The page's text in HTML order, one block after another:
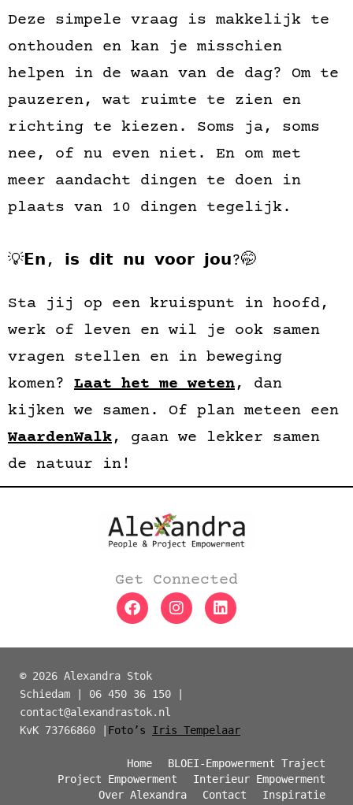
Deze simpele vraag is makkelijk te
onthouden en kan je misschien
helpen in de waan van de dag? Om te
pauzeren, wat ruimte te zien en
richting te kiezen. Soms ja, soms
nee, of nu even niet. En om met
meer aandacht dingen te doen in
plaats van 10 dingen tegelijk.
💡𝗘𝗻, 𝗶𝘀 𝗱𝗶𝘁 𝗻𝘂 𝘃𝗼𝗼𝗿 𝗷𝗼𝘂?🤭
Sta jij op een kruispunt in hoofd,
werk of leven en wil je ook samen
vragen stellen en in beweging
komen? Laat het me weten, dan
kijken we samen. Of plan meteen een
WaardenWalk, gaan we lekker samen
de natuur in!
Get Connected
© 2026 Alexandra Stok
Schiedam | 06 450 36 150 |
contact@alexandrastok.nl
KvK 73766860 | Foto’s Iris Tempelaar
Home
BLOEI-Empowerment Traject
Project Empowerment
Interieur Empowerment
Over Alexandra
Contact Inspiratie